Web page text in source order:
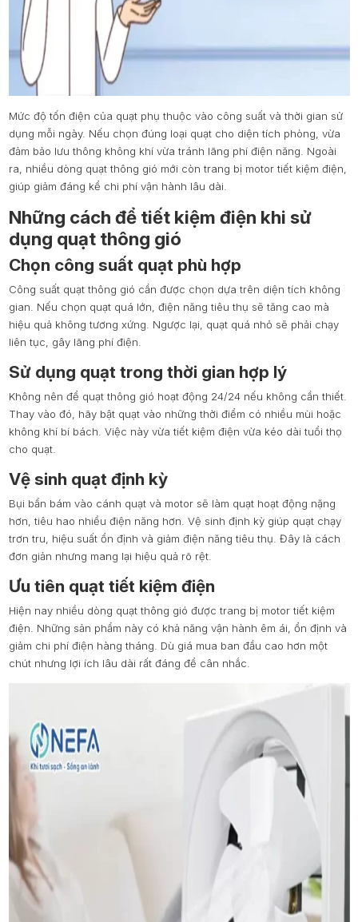
Mức độ tốn điện của quạt phụ thuộc vào công suất và thời gian sử
dụng mỗi ngày. Nếu chọn đúng loại quạt cho diện tích phòng, vừa
đảm bảo lưu thông không khí vừa tránh lãng phí điện năng. Ngoài
ra, nhiều dòng quạt thông gió mới còn trang bị motor tiết kiệm điện,
giúp giảm đáng kể chi phí vận hành lâu dài.
Những cách để tiết kiệm điện khi sử
dụng quạt thông gió
Chọn công suất quạt phù hợp
Công suất quạt thông gió cần được chọn dựa trên diện tích không
gian. Nếu chọn quạt quá lớn, điện năng tiêu thụ sẽ tăng cao mà
hiệu quả không tương xứng. Ngược lại, quạt quá nhỏ sẽ phải chạy
liên tục, gây lãng phí điện.
Sử dụng quạt trong thời gian hợp lý
Không nên để quạt thông gió hoạt động 24/24 nếu không cần thiết.
Thay vào đó, hãy bật quạt vào những thời điểm có nhiều mùi hoặc
không khí bí bách. Việc này vừa tiết kiệm điện vừa kéo dài tuổi thọ
cho quạt.
Vệ sinh quạt định kỳ
Bụi bẩn bám vào cánh quạt và motor sẽ làm quạt hoạt động nặng
hơn, tiêu hao nhiều điện năng hơn. Vệ sinh định kỳ giúp quạt chạy
trơn tru, hiệu suất ổn định và giảm điện năng tiêu thụ. Đây là cách
đơn giản nhưng mang lại hiệu quả rõ rệt.
Ưu tiên quạt tiết kiệm điện
Hiện nay nhiều dòng quạt thông gió được trang bị motor tiết kiệm
điện. Những sản phẩm này có khả năng vận hành êm ái, ổn định và
giảm chi phí điện hàng tháng. Dù giá mua ban đầu cao hơn một
chút nhưng lợi ích lâu dài rất đáng để cân nhắc.